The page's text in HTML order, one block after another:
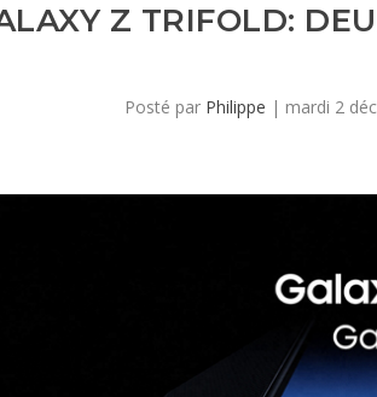
Z TRIFOLD:
Posté par Philippe | mardi 2